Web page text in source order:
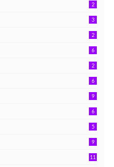
2
3
2
6
2
6
9
6
5
9
11